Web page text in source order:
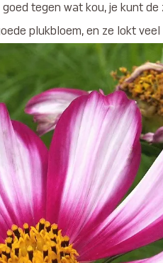
tegen wat kou, je kunt de
plukbloem, en ze lokt veel